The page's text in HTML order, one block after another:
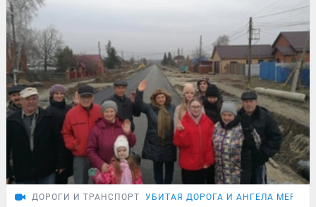
ДОРОГИ И ТРАНСПОРТ УБИТАЯ ДОРОГА И АНГЕЛА